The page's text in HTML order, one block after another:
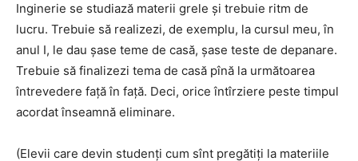
Inginerie se studiază materii grele și trebuie ritm de
lucru. Trebuie să realizezi, de exemplu, la cursul meu, în
anul I, le dau șase teme de casă, șase teste de depanare.
Trebuie să finalizezi tema de casă pînă la următoarea
întrevedere față în față. Deci, orice întîrziere peste timpul
acordat înseamnă eliminare.
(Elevii care devin studenți cum sînt pregătiți la materiile